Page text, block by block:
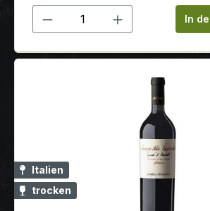
Produkt Anzahl: GibIn
Italien
trocken